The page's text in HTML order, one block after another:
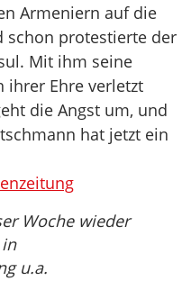
Armeniern auf die
schon protestierte der
Mit ihm seine
ihrer Ehre verletzt
die Angst um, und
hat jetzt ein
Woche wieder
u.a.